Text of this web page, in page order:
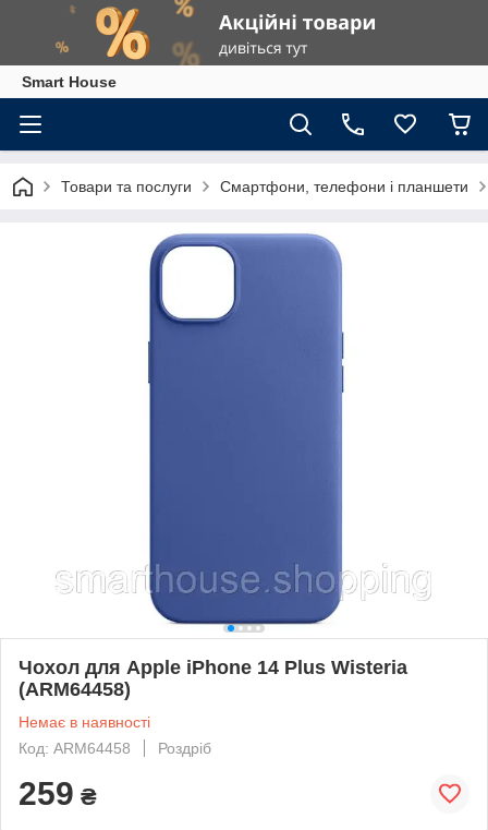
Smart House
Товари та послуги Смартфони, телефони і планшети
Чохол для Apple iPhone 14 Plus Wisteria
(ARM64458)
Немає в наявності
Код: ARM64458
Роздріб
259 ₴